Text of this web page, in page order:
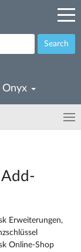
Search
Onyx
Add-
Erweiterungen,
Online-Shop